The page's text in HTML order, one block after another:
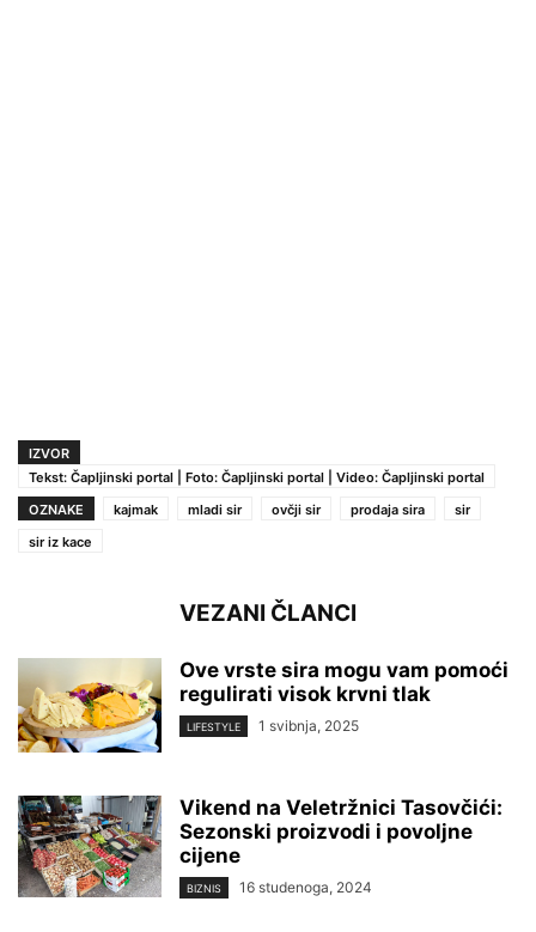
IZVOR
Tekst: Čapljinski portal | Foto: Čapljinski portal | Video: Čapljinski portal
OZNAKE
kajmak mladi sir ovčji sir prodaja sira
sir
sir iz kace
VEZANI ČLANCI
Ove vrste sira mogu vam pomoći
regulirati visok krvni tlak
LIFESTYLE 1 svibnja, 2025
Vikend na Veletržnici Tasovčići:
Sezonski proizvodi i povoljne
cijene
BIZNIS 16 studenoga, 2024